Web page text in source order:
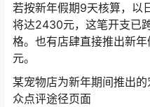
若按新年假期9天核算，以
将达2430元，这笔开支已
格。也有店肆直接推出新
元。
某宠物店为新年期间推出
众点评途径页面